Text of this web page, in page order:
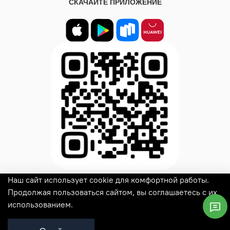
СКАЧАЙТЕ ПРИЛОЖЕНИЕ
© 2025 Все права защищены
Наш сайт использует cookie для комфортной работы.
Продолжая пользоваться сайтом, вы соглашаетесь с их
использованием.